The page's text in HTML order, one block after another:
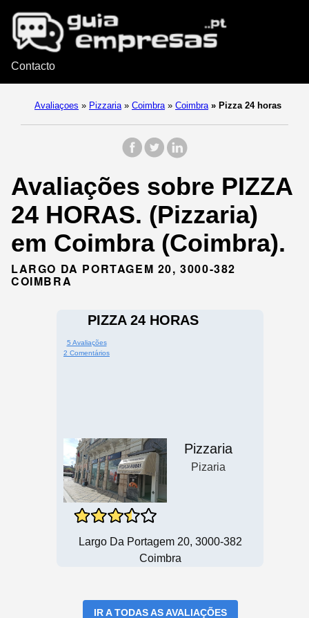
Contacto
Avaliaçoes » Pizzaria » Coimbra » Coimbra » Pizza 24 horas
Avaliações sobre PIZZA
24 HORAS. (Pizzaria)
em Coimbra (Coimbra).
LARGO DA PORTAGEM 20, 3000-382
COIMBRA
PIZZA 24 HORAS
5 Avaliações
2 Comentários
Pizzaria
Pizaria
Largo Da Portagem 20, 3000-382
Coimbra
IR A TODAS AS AVALIAÇÕES